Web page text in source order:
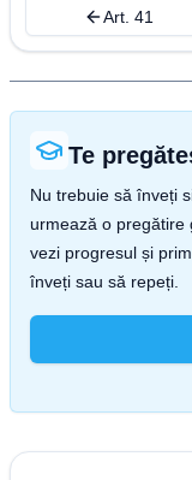
Art. 41
Te
Nu trebuie să înveți
urmează o pregătire
vezi progresul și
înveți sau să repeți.